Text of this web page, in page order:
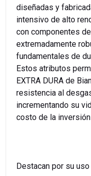
diseñadas y
intensivo de alto
con componentes
extremadamente
fundamentales de
Estos atributos
EXTRA DURA de
resistencia al
incrementando su
costo de la
Destacan por su uso